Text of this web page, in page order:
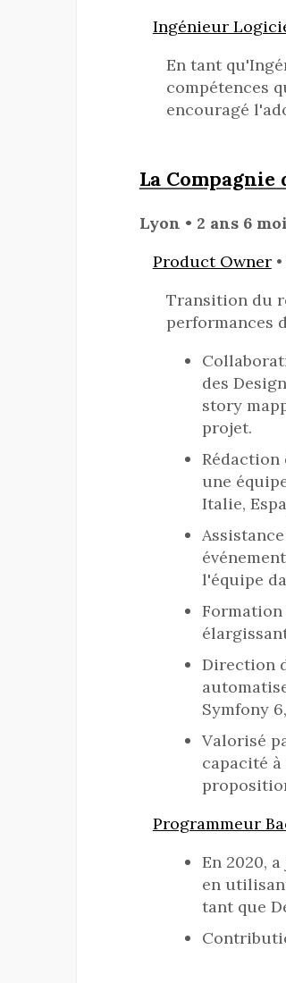
Ingénieur
En tant
compétences
encouragé
La Compagnie
Lyon • 2 ans 6
Product Owner•
Transition du
performances
des
story
projet.
une
Italie,
l'équipe
Formation
Direction
Symfony
Valorisé
capacité
Programmeur
En 2020,
en
tant que